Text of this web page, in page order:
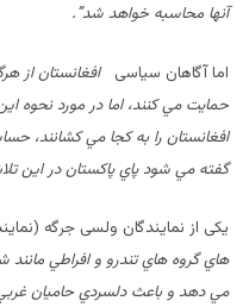
آنها محاسبه خواهد شد”.
اما آگاهان سیاسیافغانستان از
حمايت مي کنند، اما در مورد نحوه
افغانستان را به کجا مي کشانند،
گفته مي شود پاي پاکستان در اين
یکی از نمایندگان ولسی جرگه
هاي گروه هاي تندرو و افراطي
مي دهد و باعث دلسردي حاميان